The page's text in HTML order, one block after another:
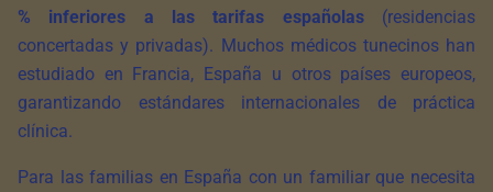
% inferiores a las tarifas españolas(residencias
concertadas y privadas). Muchos médicos tunecinos han
estudiado en Francia, España u otros países europeos,
garantizando estándares internacionales de práctica
clínica.
Para las familias en España con un familiar que necesita